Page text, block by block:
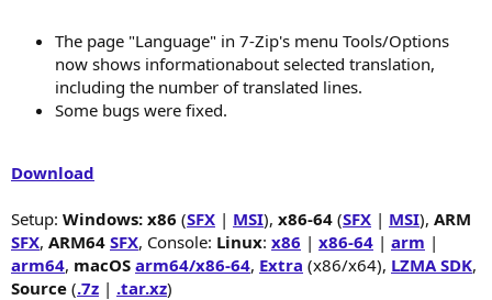
The page "Language" in 7-Zip's menu Tools/Options
now shows informationabout selected translation,
including the number of translated lines.
Some bugs were fixed.
Download
Setup: Windows: x86 (SFX | MSI), x86-64 (SFX | MSI), ARM
SFX, ARM64 SFX, Console: Linux: x86 | x86-64 | arm |
arm64, macOS arm64/x86-64, Extra (x86/x64), LZMA SDK,
Source (.7z | .tar.xz)